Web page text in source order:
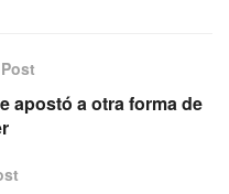
apostó a otra forma de